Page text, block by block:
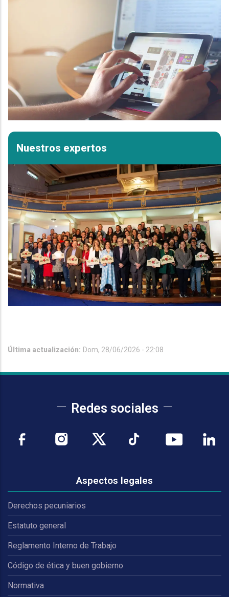
Nuestros expertos
Última actualización: Dom, 28/06/2026 - 22:08
Redes sociales
Aspectos legales
Derechos pecuniarios
Estatuto general
Reglamento Interno de Trabajo
Código de ética y buen gobierno
Normativa